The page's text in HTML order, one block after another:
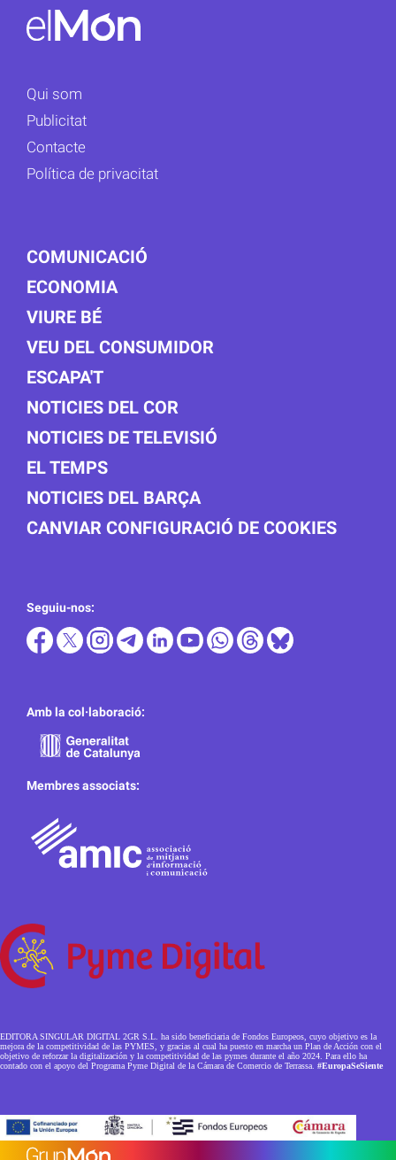
Qui som
Publicitat
Contacte
Política de privacitat
COMUNICACIÓ
ECONOMIA
VIURE BÉ
VEU DEL CONSUMIDOR
ESCAPA'T
NOTICIES DEL COR
NOTICIES DE TELEVISIÓ
EL TEMPS
NOTICIES DEL BARÇA
CANVIAR CONFIGURACIÓ DE COOKIES
Seguiu-nos:
Amb la col·laboració:
Membres associats:
EDITORA SINGULAR DIGITAL 2GR S.L. ha sido beneficiaria de Fondos Europeos, cuyo objetivo es la
mejora de la competitividad de las PYMES, y gracias al cual ha puesto en marcha un Plan de Acción con el
objetivo de reforzar la digitalización y la competitividad de las pymes durante el año 2024. Para ello ha
contado con el apoyo del Programa Pyme Digital de la Cámara de Comercio de Terrassa. #EuropaSeSiente